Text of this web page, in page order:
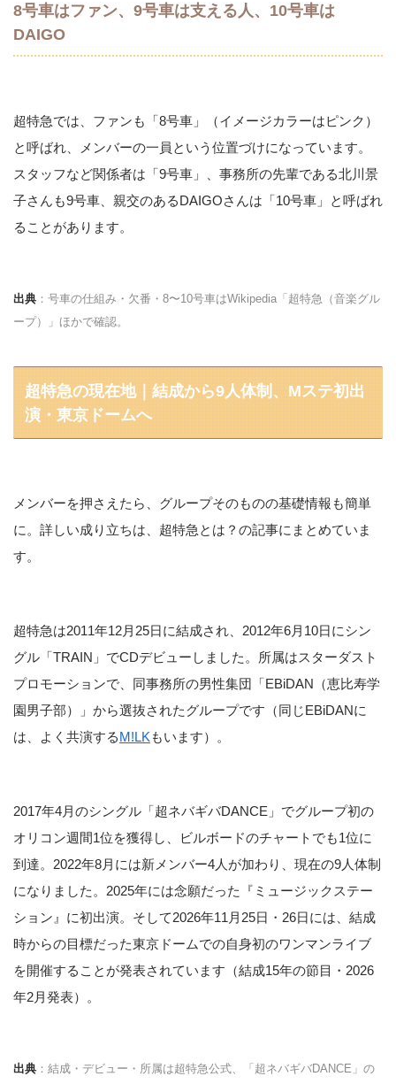
8号車はファン、9号車は支える人、10号車は
DAIGO
超特急では、ファンも「8号車」（イメージカラーはピンク）
と呼ばれ、メンバーの一員という位置づけになっています。
スタッフなど関係者は「9号車」、事務所の先輩である北川景
子さんも9号車、親交のあるDAIGOさんは「10号車」と呼ばれ
ることがあります。
出典 ：号車の仕組み・欠番・8〜10号車はWikipedia「超特急（音楽グル
ープ）」ほかで確認。
超特急の現在地｜結成から9人体制、Mステ初出
演・東京ドームへ
メンバーを押さえたら、グループそのものの基礎情報も簡単
に。詳しい成り立ちは、超特急とは？の記事にまとめていま
す。
超特急は2011年12月25日に結成され、2012年6月10日にシン
グル「TRAIN」でCDデビューしました。所属はスターダスト
プロモーションで、同事務所の男性集団「EBiDAN（恵比寿学
園男子部）」から選抜されたグループです（同じEBiDANに
は、よく共演するM!LK もいます）。
2017年4月のシングル「超ネバギバDANCE」でグループ初の
オリコン週間1位を獲得し、ビルボードのチャートでも1位に
到達。2022年8月には新メンバー4人が加わり、現在の9人体制
になりました。2025年には念願だった『ミュージックステー
ション』に初出演。そして2026年11月25日・26日には、結成
時からの目標だった東京ドームでの自身初のワンマンライブ
を開催することが発表されています（結成15年の節目・2026
年2月発表）。
出典 ：結成・デビュー・所属は超特急公式、「超ネバギバDANCE」の